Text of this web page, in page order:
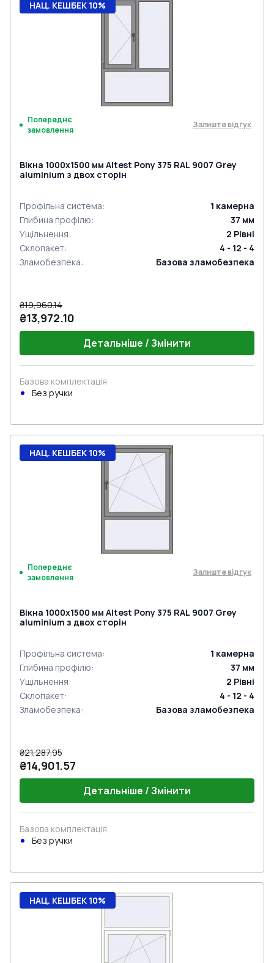
НАЦ. КЕШБЕК 10%
Попереднє
замовлення
Залиште відгук
Вікна 1000x1500 мм Altest Pony 375 RAL 9007 Grey
aluminium з двох сторін
Профільна система: 1 камерна
Глибина профілю: 37 мм
Ущільнення: 2 Рівні
Склопакет:
4 - 12 - 4
Зламобезпека: Базова зламобезпека
₴19,960.14
₴13,972.10
Детальніше / Змінити
Базова комплектація
Без ручки
НАЦ. КЕШБЕК 10%
Попереднє
замовлення
Залиште відгук
Вікна 1000x1500 мм Altest Pony 375 RAL 9007 Grey
aluminium з двох сторін
Профільна система: 1 камерна
Глибина профілю: 37 мм
Ущільнення: 2 Рівні
Склопакет:
4 - 12 - 4
Зламобезпека: Базова зламобезпека
₴21,287.95
₴14,901.57
Детальніше / Змінити
Базова комплектація
Без ручки
НАЦ. КЕШБЕК 10%